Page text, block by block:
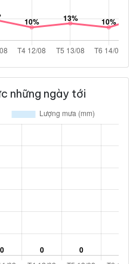
những ngày tới